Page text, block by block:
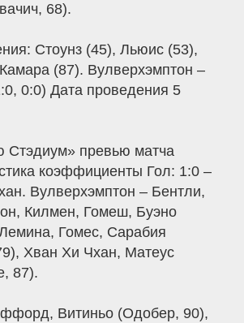
68).
Стоунз (45), Льюис (53),
(87). Вулверхэмптон –
0:0) Дата проведения 5
Стэдиум» превью матча
коэффициенты Гол: 1:0 –
Вулверхэмптон – Бентли,
Килмен, Гомеш, Буэно
Гомес, Сарабия
Хван Хи Чхан, Матеус
87).
Витиньо (Одобер, 90),